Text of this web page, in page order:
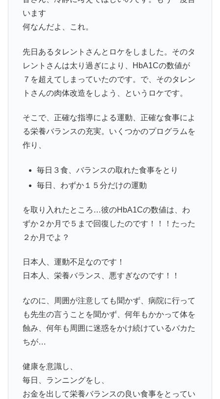
います
何なんだよ、これ。
先日あるタレントさんとロケをしました。そのタ
レントさんは太り過ぎにより、HbA1Cの数値が
７を超えてしまっていたのです。で、そのタレン
トさんの肉体改造をしよう、というロケです。
そこで、正確な指導による運動、正確な食事によ
る栄養バランスの充実。いくつかのプログラムを
作り、
毎日３食、バランスの取れた食事をとり
毎日、わずか１５分だけの運動
を取り入れたところ…彼のHbA1Cの数値は、わ
ずか２か月で５まで回復したのです！！！たった
２か月でよ？
日本人、運動不足なのです！
日本人、栄養バランス、悪すぎなのです！！
なのに、周囲が注意しても聞かず、病院に行って
も先生の言うことを聞かず、何年もかかって体を
蝕み、何年も周囲に迷惑をかけ続けているバカた
ちが…
健康を意識し、
毎日、ランニングをし、
お金を出して栄養バランスの良い食事をとってい